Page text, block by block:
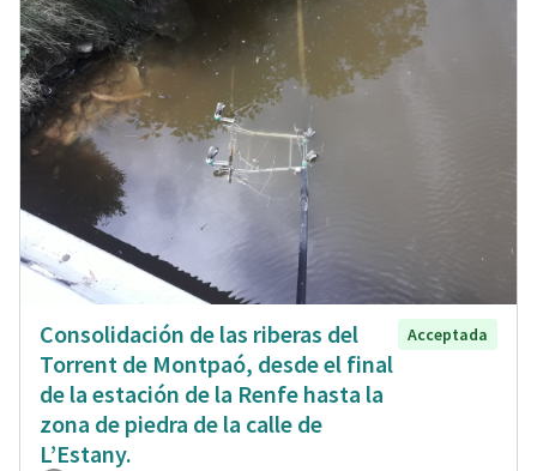
Consolidación de las riberas del
Torrent de Montpaó, desde el final
de la estación de la Renfe hasta la
zona de piedra de la calle de
L’Estany.
Acceptada